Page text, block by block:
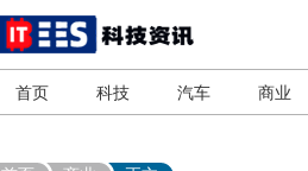
首页 科技 汽车 商业